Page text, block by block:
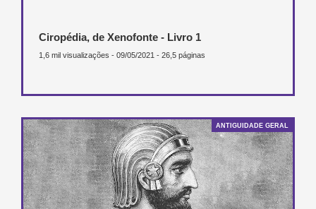
Ciropédia, de Xenofonte - Livro 1
1,6 mil visualizações - 09/05/2021 - 26,5 páginas
ANTIGUIDADE GERAL